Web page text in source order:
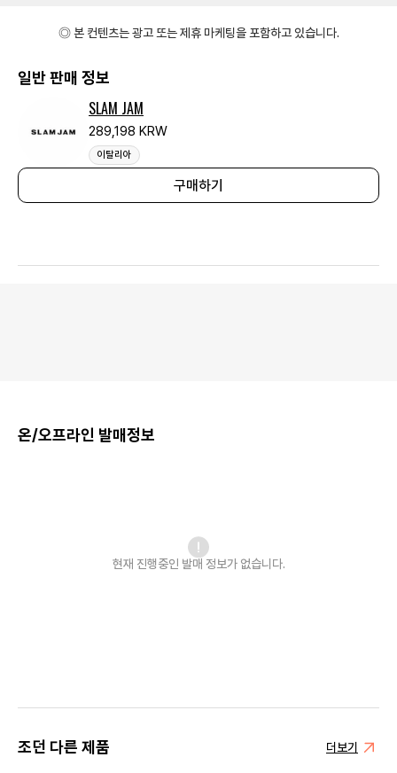
◎ 본 컨텐츠는 광고 또는 제휴 마케팅을 포함하고 있습니다.
일반 판매 정보
SLAM JAM
289,198 KRW
이탈리아
구매하기
온/오프라인 발매정보
현재 진행중인 발매 정보가 없습니다.
조던 다른 제품 더보기